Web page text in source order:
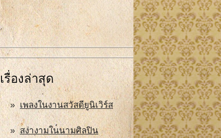
เรื่องล่าสุด
เพลงในงานสวัสดียูนิเวิร์ส
สง่างามในนามศิลปิน